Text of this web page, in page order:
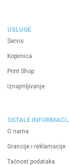
USLUGE
Servis
Kopirnica
Print Shop
Iznajmljivanje
OSTALE
O nama
Grancije i reklamacije
Tačnost podataka